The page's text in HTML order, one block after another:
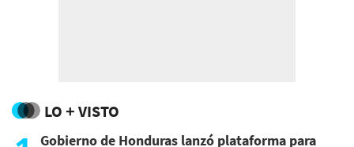
LO + VISTO
Gobierno de Honduras lanzó plataforma para